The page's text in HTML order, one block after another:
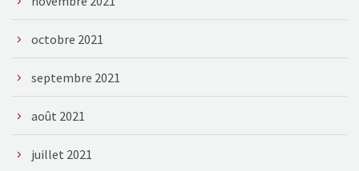
octobre 2021
septembre 2021
août 2021
juillet 2021